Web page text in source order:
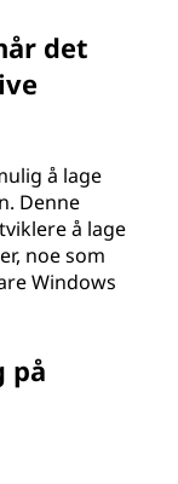
det
å lage
Denne
å lage
noe som
Windows
på